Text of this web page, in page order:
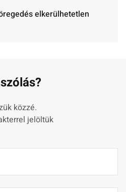
elkerülhetetlen
közzé.
jelöltük